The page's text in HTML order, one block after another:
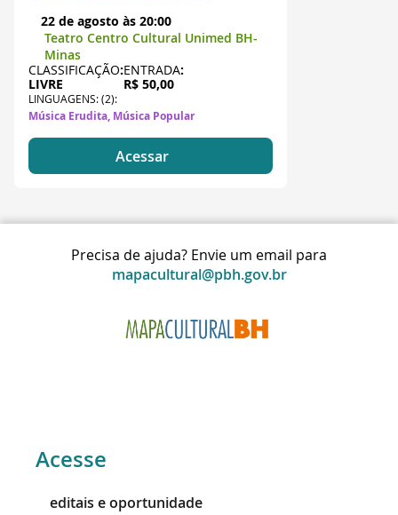
22 de agosto às 20:00
Teatro Centro Cultural Unimed BH-
Minas
CLASSIFICAÇÃO:
LIVRE
ENTRADA:
R$ 50,00
LINGUAGENS: (2):
Música Erudita, Música Popular
Acessar
Precisa de ajuda? Envie um email para
mapacultural@pbh.gov.br
Acesse
editais e oportunidade